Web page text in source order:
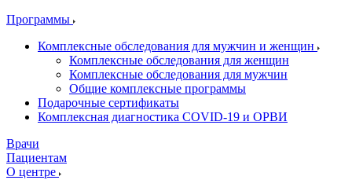
Программы
Комплексные обследования для мужчин и женщин
Комплексные обследования для женщин
Комплексные обследования для мужчин
Общие комплексные программы
Подарочные сертификаты
Комплексная диагностика COVID-19 и ОРВИ
Врачи
Пациентам
О центре